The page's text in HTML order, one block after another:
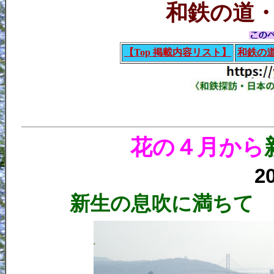
和鉄の道
【Top 掲載内容リスト】 和鉄の
花の４月から
新生の息吹に満ちて